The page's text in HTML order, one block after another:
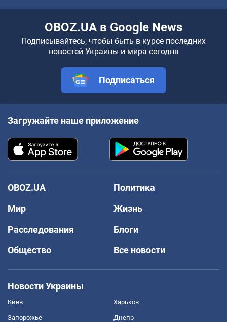
OBOZ.UA в Google News
Подписывайтесь, чтобы быть в курсе последних
новостей Украины и мира сегодня
Подписаться
Загружайте наше приложение
OBOZ.UA
Политика
Мир
Жизнь
Расследования
Блоги
Общество
Все новости
Новости Украины
Киев Харьков
Запорожье Днепр